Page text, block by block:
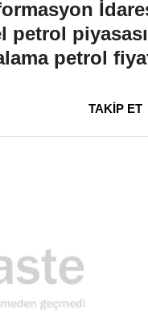
petrol
petrol
TAKİP ET